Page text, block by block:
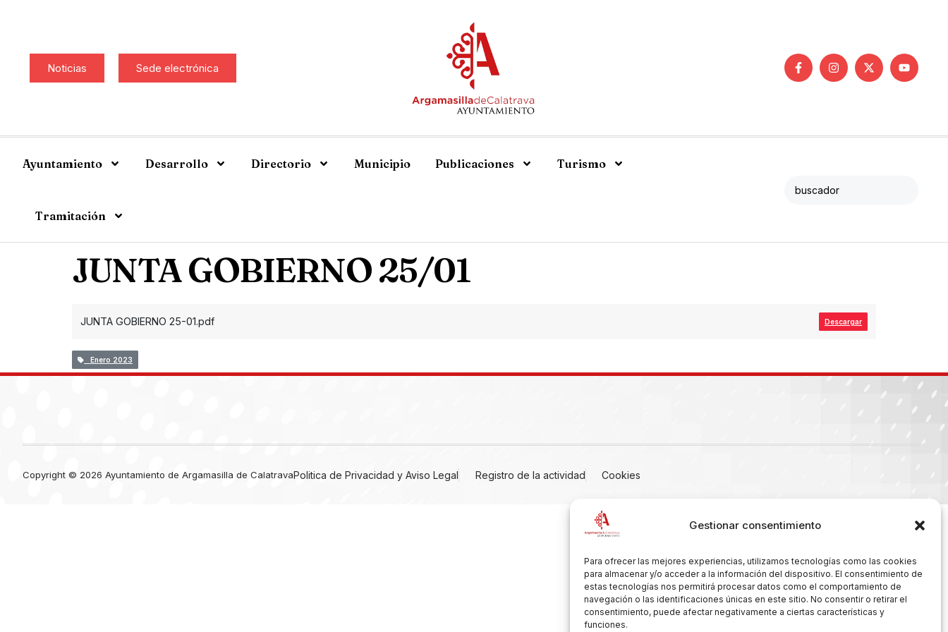
Gestionar consentimiento
Para ofrecer las mejores experiencias, utilizamos tecnologías como las cookies
para almacenar y/o acceder a la información del dispositivo. El consentimiento de
estas tecnologías nos permitirá procesar datos como el comportamiento de
navegación o las identificaciones únicas en este sitio. No consentir o retirar el
consentimiento, puede afectar negativamente a ciertas características y
funciones.
Noticias Sede electrónica
Ayuntamiento Desarrollo Directorio Municipio Publicaciones Turismo
Tramitación
JUNTA GOBIERNO 25/01
JUNTA GOBIERNO 25-01.pdf Descargar
Enero 2023
Copyright © 2026 Ayuntamiento de Argamasilla de CalatravaPolitica de Privacidad y Aviso Legal Registro de la actividad Cookies